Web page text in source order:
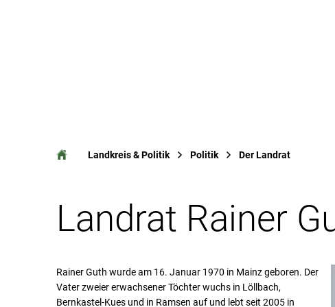
Landkreis & Politik Politik Der Landrat
Landrat
Landrat Rainer
Rainer Guth wurde am 16. Januar 1970 in Mainz geboren. Der
Vater zweier erwachsener Töchter wuchs in Löllbach,
Bernkastel-Kues und in Ramsen auf und lebt seit 2005 in